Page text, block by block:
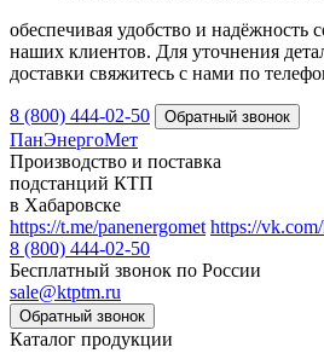
обеспечивая удобство и надёжность
наших клиентов. Для уточнения
доставки свяжитесь с нами по
8 (800) 444-02-50
ПанЭнергоМет
Производство и поставка
подстанций КТП
в Хабаровске
https://t.me/panenergomet https://
8 (800) 444-02-50
Бесплатный звонок по России
sale@ktptm.ru
Каталог продукции